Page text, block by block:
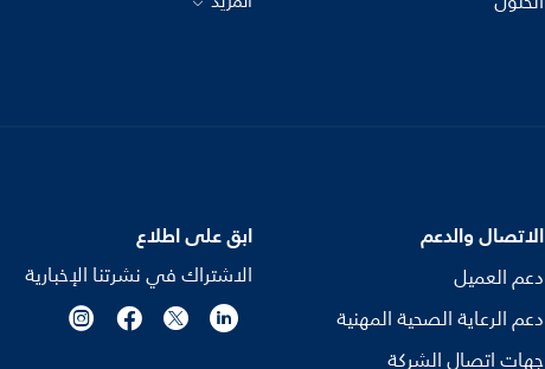
الاتصال والدعم
دعم العميل
دعم الرعاية الصحية المهنية
جهات اتصال الشركة
ابق على اطلاع
الاشتراك في نشرتنا الإخبارية